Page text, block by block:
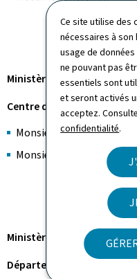
Ce site utilise des
nécessaires à
usage de
ne pouvant pas
essentiels sont
et seront activés
acceptez.
confidentialité.
Ministère de la Fonction
Centre de gestion du
Monsieur Jonas Fort
Monsieur Yves Rangoni
Ministère du Logement et
Département de